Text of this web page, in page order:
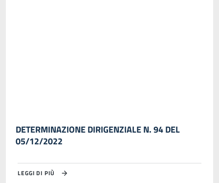
DETERMINAZIONE DIRIGENZIALE N. 94 DEL
05/12/2022
LEGGI DI PIÙ